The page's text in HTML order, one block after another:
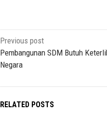
Post
navigation
Previous post
Pembangunan SDM Butuh
Negara
RELATED POSTS